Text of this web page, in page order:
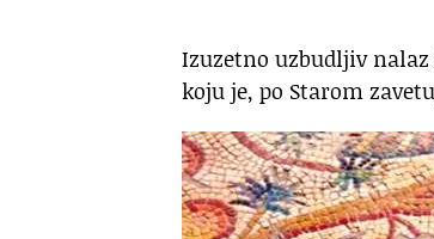
Izuzetno uzbudljiv
koju je, po Starom